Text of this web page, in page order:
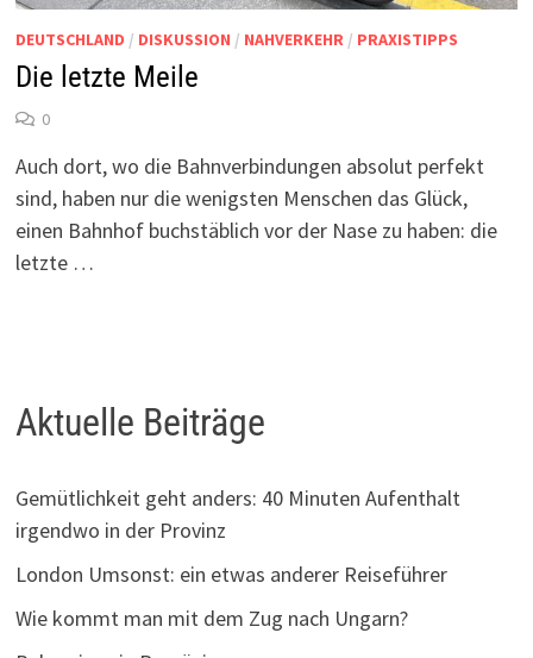
DEUTSCHLAND / DISKUSSION / NAHVERKEHR/ PRAXISTIPPS
Die letzte Meile
0
Auch dort, wo die Bahnverbindungen absolut perfekt
sind, haben nur die wenigsten Menschen das Glück,
einen Bahnhof buchstäblich vor der Nase zu haben: die
letzte …
Aktuelle Beiträge
Gemütlichkeit geht anders: 40 Minuten Aufenthalt
irgendwo in der Provinz
London Umsonst: ein etwas anderer Reiseführer
Wie kommt man mit dem Zug nach Ungarn?